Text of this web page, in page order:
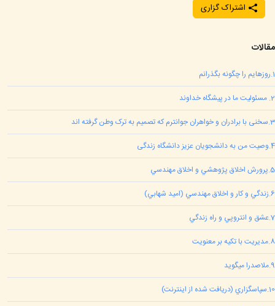
اشتراک گزاری
مقالات
1
.روزهایم را چگونه بگذرانم
2
. مسئوليت ما در پيشگاه خداوند
3
.سخنی با برادران و خواهران جوانترم که تصمیم به ترک وطن گرفته اند
4
.وصیت من به دانشجویان عزیز دانشگاه زندگی
5
.پرورش اخلاق پژوهشي و اخلاق مهندسي
6
.زندگي و کار و اخلاق مهندسي (اميد شهابي)
7
.عشق و انتروپي و راه زندگي
8
.مديريت با تکيه بر معنويت
9
.ملاصدرا ميگويد
10
.سپاسگزاري (دريافت شده از اينترنت)